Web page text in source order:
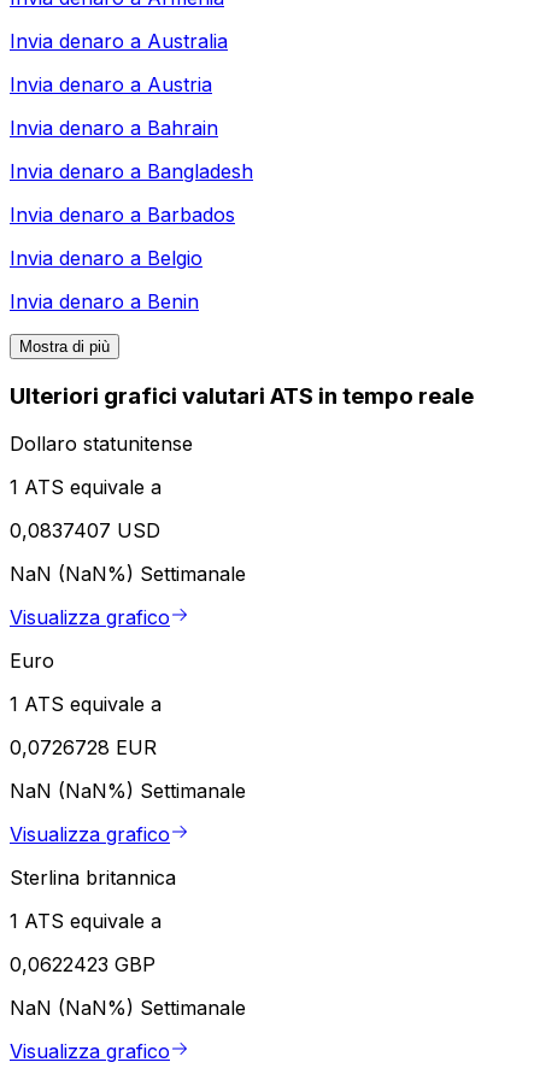
Invia denaro a Australia
Invia denaro a Austria
Invia denaro a Bahrain
Invia denaro a Bangladesh
Invia denaro a Barbados
Invia denaro a Belgio
Invia denaro a Benin
Mostra di più
Ulteriori grafici valutari ATS in tempo reale
Dollaro statunitense
1 ATS equivale a
0,0837407 USD
NaN (NaN%) Settimanale
Visualizza grafico
Euro
1 ATS equivale a
0,0726728 EUR
NaN (NaN%) Settimanale
Visualizza grafico
Sterlina britannica
1 ATS equivale a
0,0622423 GBP
NaN (NaN%) Settimanale
Visualizza grafico